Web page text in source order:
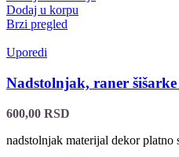
Dodaj u korpu
Brzi pregled
Uporedi
Nadstolnjak, raner
600,00 RSD
nadstolnjak materijal dekor platno